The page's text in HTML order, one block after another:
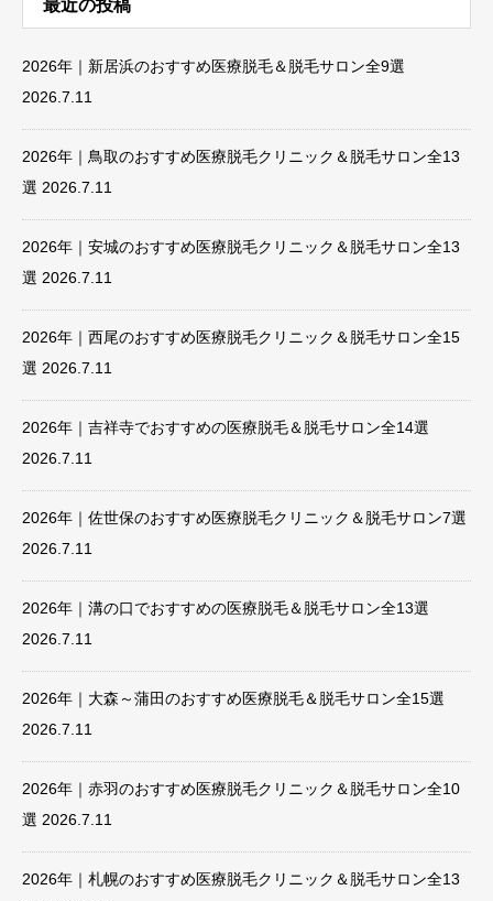
最近の投稿
2026年｜新居浜のおすすめ医療脱毛＆脱毛サロン全9選
2026.7.11
2026年｜鳥取のおすすめ医療脱毛クリニック＆脱毛サロン全13
選 2026.7.11
2026年｜安城のおすすめ医療脱毛クリニック＆脱毛サロン全13
選 2026.7.11
2026年｜西尾のおすすめ医療脱毛クリニック＆脱毛サロン全15
選 2026.7.11
2026年｜吉祥寺でおすすめの医療脱毛＆脱毛サロン全14選
2026.7.11
2026年｜佐世保のおすすめ医療脱毛クリニック＆脱毛サロン7選
2026.7.11
2026年｜溝の口でおすすめの医療脱毛＆脱毛サロン全13選
2026.7.11
2026年｜大森～蒲田のおすすめ医療脱毛＆脱毛サロン全15選
2026.7.11
2026年｜赤羽のおすすめ医療脱毛クリニック＆脱毛サロン全10
選 2026.7.11
2026年｜札幌のおすすめ医療脱毛クリニック＆脱毛サロン全13